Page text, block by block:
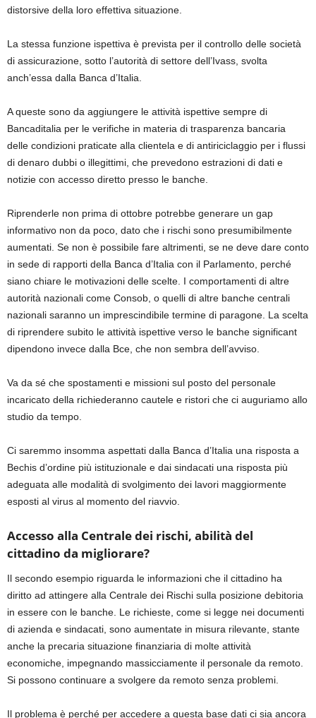
distorsive della loro effettiva situazione.
La stessa funzione ispettiva è prevista per il controllo delle società
di assicurazione, sotto l’autorità di settore dell’Ivass, svolta
anch’essa dalla Banca d’Italia.
A queste sono da aggiungere le attività ispettive sempre di
Bancaditalia per le verifiche in materia di trasparenza bancaria
delle condizioni praticate alla clientela e di antiriciclaggio per i flussi
di denaro dubbi o illegittimi, che prevedono estrazioni di dati e
notizie con accesso diretto presso le banche.
Riprenderle non prima di ottobre potrebbe generare un gap
informativo non da poco, dato che i rischi sono presumibilmente
aumentati. Se non è possibile fare altrimenti, se ne deve dare conto
in sede di rapporti della Banca d’Italia con il Parlamento, perché
siano chiare le motivazioni delle scelte. I comportamenti di altre
autorità nazionali come Consob, o quelli di altre banche centrali
nazionali saranno un imprescindibile termine di paragone. La scelta
di riprendere subito le attività ispettive verso le banche significant
dipendono invece dalla Bce, che non sembra dell’avviso.
Va da sé che spostamenti e missioni sul posto del personale
incaricato della richiederanno cautele e ristori che ci auguriamo allo
studio da tempo.
Ci saremmo insomma aspettati dalla Banca d’Italia una risposta a
Bechis d’ordine più istituzionale e dai sindacati una risposta più
adeguata alle modalità di svolgimento dei lavori maggiormente
esposti al virus al momento del riavvio.
Accesso alla Centrale dei rischi, abilità del
cittadino da migliorare?
Il secondo esempio riguarda le informazioni che il cittadino ha
diritto ad attingere alla Centrale dei Rischi sulla posizione debitoria
in essere con le banche. Le richieste, come si legge nei documenti
di azienda e sindacati, sono aumentate in misura rilevante, stante
anche la precaria situazione finanziaria di molte attività
economiche, impegnando massicciamente il personale da remoto.
Si possono continuare a svolgere da remoto senza problemi.
Il problema è perché per accedere a questa base dati ci sia ancora